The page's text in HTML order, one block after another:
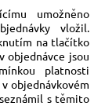
umožněno
vložil.
na tlačítko
objednávce jsou
platnosti
objednávkovém
s těmito